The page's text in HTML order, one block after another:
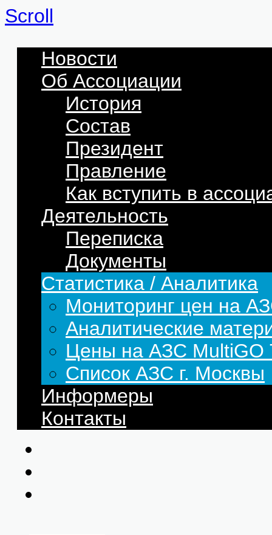
Scroll
Новости
Об Ассоциации
История
Состав
Президент
Правление
Как вступить в
Деятельность
Переписка
Документы
Статистика / Аналитика
Мониторинг цен на
Аналитические
Цены на АЗС
Список АЗС г. Москвы
Информеры
Контакты